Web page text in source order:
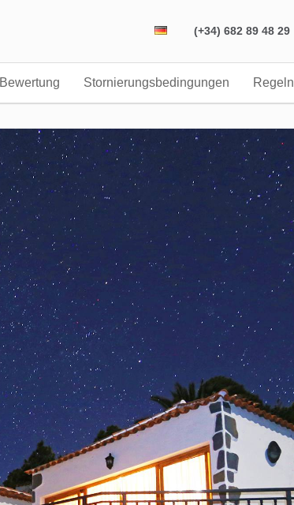
(+34) 682 89 48 29
Bewertung Stornierungsbedingungen Regeln